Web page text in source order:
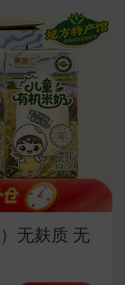
无麸质 无